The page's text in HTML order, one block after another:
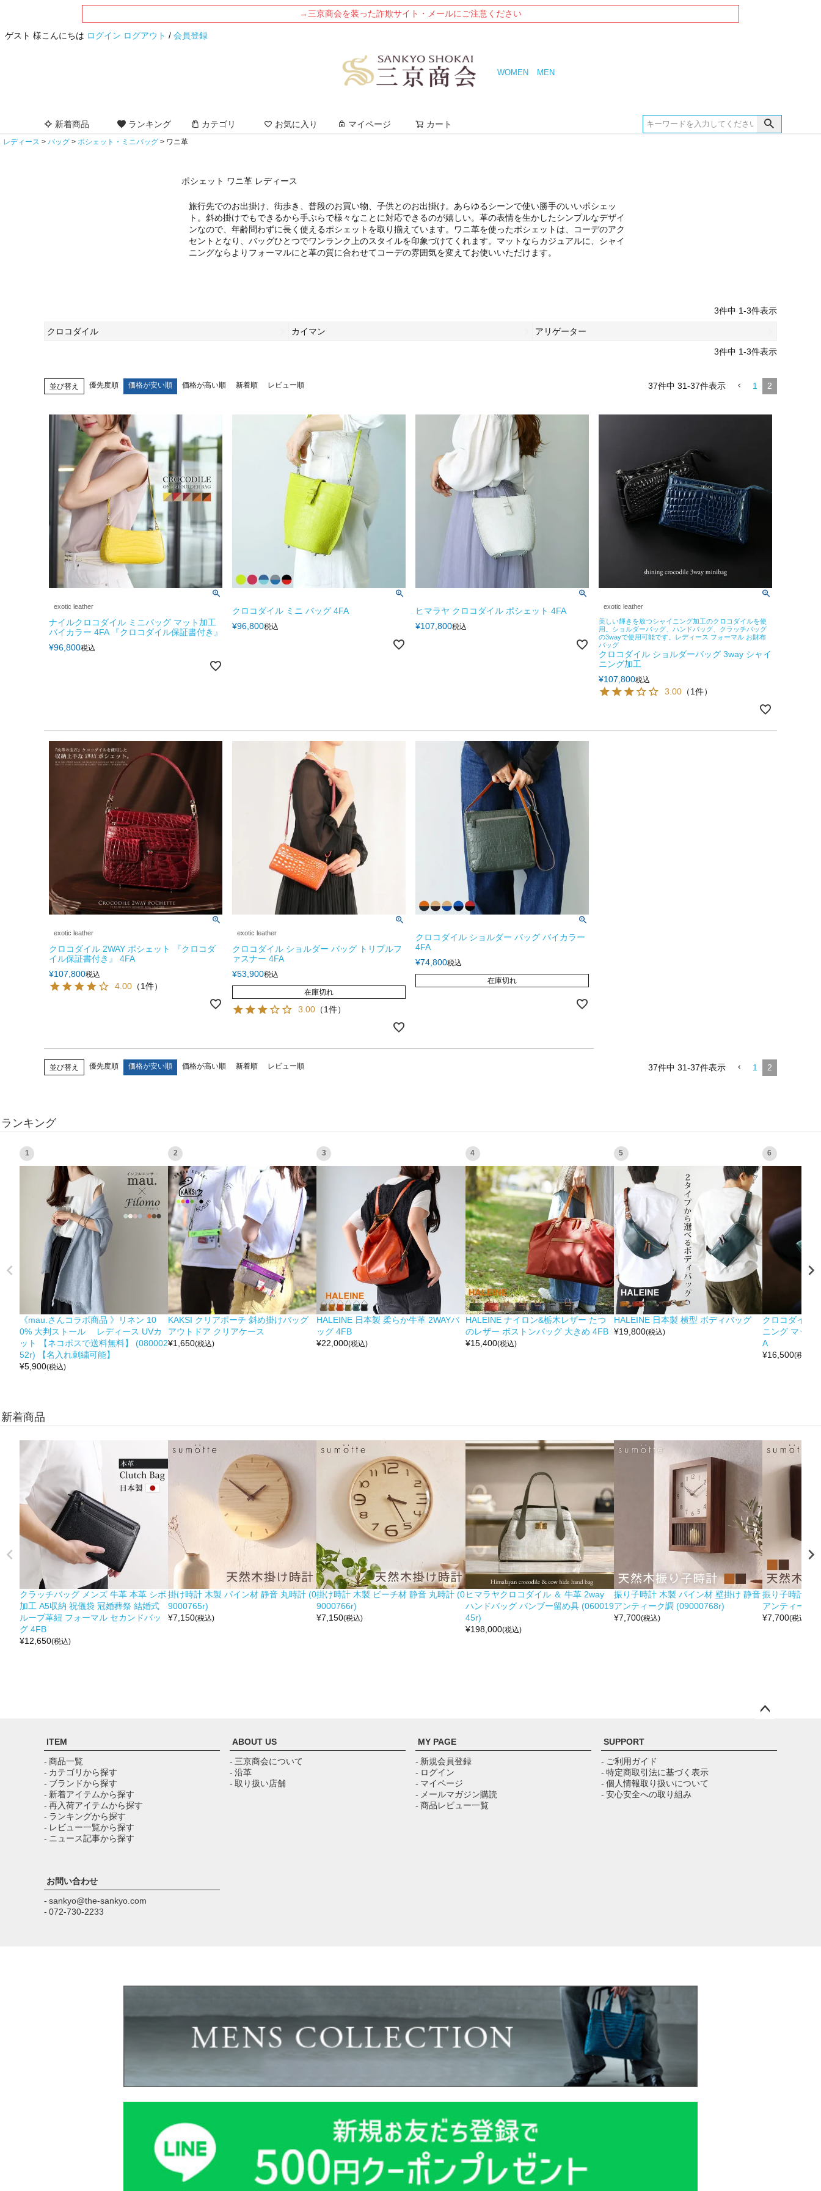
→三京商会を装った詐欺サイト・メールにご注意ください
ゲスト 様こんにちは ログイン ログアウト / 会員登録
WOMEN MEN
新着商品 ランキング カテゴリ お気に入り マイページ カート
レディース バッグ ポシェット・ミニバッグ ワニ革
ポシェット ワニ革 レディース
旅行先でのお出掛け、街歩き、普段のお買い物、子供とのお出掛け。あらゆるシーンで使い勝手のいいポシェッ
ト。斜め掛けでもできるから手ぶらで様々なことに対応できるのが嬉しい。革の表情を生かしたシンプルなデザイ
ンなので、年齢問わずに長く使えるポシェットを取り揃えています。ワニ革を使ったポシェットは、コーデのアク
セントとなり、バッグひとつでワンランク上のスタイルを印象づけてくれます。マットならカジュアルに、シャイ
ニングならよりフォーマルにと革の質に合わせてコーデの雰囲気を変えてお使いいただけます。
3件中 1-3件表示
クロコダイル カイマン アリゲーター
3件中 1-3件表示
並び替え 優先度順 価格が安い順 価格が高い順 新着順 レビュー順 37件中 31-37件表示 1 2
exotic leather
ナイルクロコダイル ミニバッグ マット加工
バイカラー 4FA 『クロコダイル保証書付き』
¥96,800税込
クロコダイル ミニ バッグ 4FA
¥96,800税込
ヒマラヤ クロコダイル ポシェット 4FA
¥107,800税込
exotic leather
美しい輝きを放つシャイニング加工のクロコダイルを使
用。ショルダーバッグ、ハンドバッグ、クラッチバッグ
の3wayで使用可能です。レディース フォーマル お財布
バッグ
クロコダイル ショルダーバッグ 3way シャイ
ニング加工
¥107,800税込
3.00 （1件）
exotic leather
クロコダイル 2WAY ポシェット 『クロコダ
イル保証書付き』 4FA
¥107,800税込
4.00 （1件）
exotic leather
クロコダイル ショルダー バッグ トリプルフ
ァスナー 4FA
¥53,900税込
在庫切れ
3.00 （1件）
クロコダイル ショルダー バッグ バイカラー
4FA
¥74,800税込
在庫切れ
並び替え 優先度順 価格が安い順 価格が高い順 新着順 レビュー順 37件中 31-37件表示 1 2
ランキング
1
《mau.さんコラボ商品 》リネン 10
0% 大判ストール レディース UVカ
ット 【ネコポスで送料無料】 (080002
52r) 【名入れ刺繍可能】
¥5,900(税込)
2
KAKSI クリアポーチ 斜め掛けバッグ
アウトドア クリアケース
¥1,650(税込)
3
HALEINE 日本製 柔らか牛革 2WAYバ
ッグ 4FB
¥22,000(税込)
4
HALEINE ナイロン&栃木レザー たつ
のレザー ボストンバッグ 大きめ 4FB
¥15,400(税込)
5
HALEINE 日本製 横型 ボディバッグ
¥19,800(税込)
6
クロコダイル
ニング マット
A
¥16,500(税込)
新着商品
クラッチバッグ メンズ 牛革 本革 シボ
加工 A5収納 祝儀袋 冠婚葬祭 結婚式
ループ革紐 フォーマル セカンドバッ
グ 4FB
¥12,650(税込)
掛け時計 木製 パイン材 静音 丸時計 (0
9000765r)
¥7,150(税込)
掛け時計 木製 ビーチ材 静音 丸時計 (0
9000766r)
¥7,150(税込)
ヒマラヤクロコダイル ＆ 牛革 2way
ハンドバッグ バンブー留め具 (060019
45r)
¥198,000(税込)
振り子時計 木製 パイン材 壁掛け 静音
アンティーク調 (09000768r)
¥7,700(税込)
振り子時計 木
アンティーク
¥7,700(税込)
ップ
ITEM
- 商品一覧
- カテゴリから探す
- ブランドから探す
- 新着アイテムから探す
- 再入荷アイテムから探す
- ランキングから探す
- レビュー一覧から探す
- ニュース記事から探す
ABOUT US
- 三京商会について
- 沿革
- 取り扱い店舗
MY PAGE
- 新規会員登録
- ログイン
- マイページ
- メールマガジン購読
- 商品レビュー一覧
SUPPORT
- ご利用ガイド
- 特定商取引法に基づく表示
- 個人情報取り扱いについて
- 安心安全への取り組み
お問い合わせ
- sankyo@the-sankyo.com
- 072-730-2233